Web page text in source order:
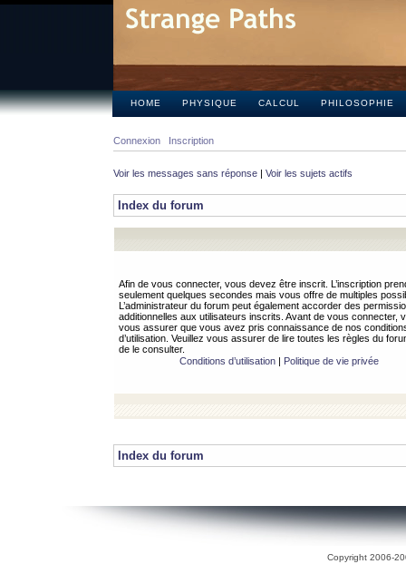
HOME PHYSIQUE CALCUL PHILOSOPHIE
Connexion Inscription
Voir les messages sans réponse | Voir les sujets actifs
Index du forum
Afin de vous connecter, vous devez être inscrit. L’inscription
seulement quelques secondes mais vous offre de multiples
L’administrateur du forum peut également accorder des
additionnelles aux utilisateurs inscrits. Avant de vous connecter,
vous assurer que vous avez pris connaissance de nos
d’utilisation. Veuillez vous assurer de lire toutes les règles du
de le consulter.
Conditions d’utilisation| Politique de vie privée
Index du forum
Copyright 2006-